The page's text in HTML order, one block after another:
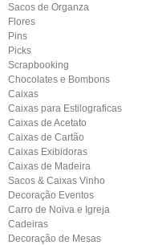
Sacos de Organza
Flores
Pins
Picks
Scrapbooking
Chocolates e Bombons
Caixas
Caixas para Estilograficas
Caixas de Acetato
Caixas de Cartão
Caixas Exibidoras
Caixas de Madeira
Sacos & Caixas Vinho
Decoração Eventos
Carro de Noiva e Igreja
Cadeiras
Decoração de Mesas